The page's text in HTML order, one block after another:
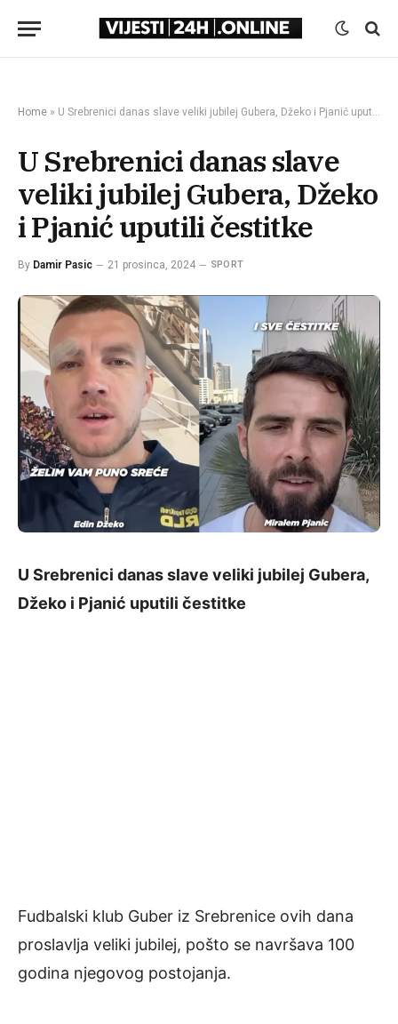
Home » U Srebrenici danas slave veliki jubilej Gubera, Džeko i Pjanić uputili čestitke
U Srebrenici danas slave
veliki jubilej Gubera, Džeko
i Pjanić uputili čestitke
By Damir Pasic 21 prosinca, 2024 SPORT
U Srebrenici danas slave veliki jubilej Gubera,
Džeko i Pjanić uputili čestitke
Fudbalski klub Guber iz Srebrenice ovih dana
proslavlja veliki jubilej, pošto se navršava 100
godina njegovog postojanja.